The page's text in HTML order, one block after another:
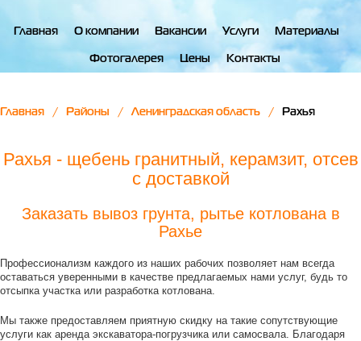
Главная О компании Вакансии Услуги Материалы
Фотогалерея Цены Контакты
Главная Районы Ленинградская область Рахья
Рахья - щебень гранитный, керамзит, отсев
с доставкой
Заказать вывоз грунта, рытье котлована в
Рахье
Профессионализм каждого из наших рабочих позволяет нам всегда
оставаться уверенными в качестве предлагаемых нами услуг, будь то
отсыпка участка или разработка котлована.
Мы также предоставляем приятную скидку на такие сопутствующие
услуги как аренда экскаватора-погрузчика или самосвала. Благодаря